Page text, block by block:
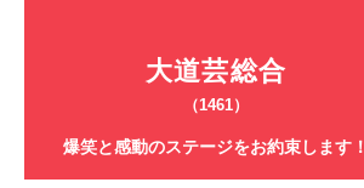
大道芸総合
（1461）
爆笑と感動のステージをお約束します！